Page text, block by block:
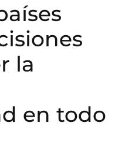
la
en todo